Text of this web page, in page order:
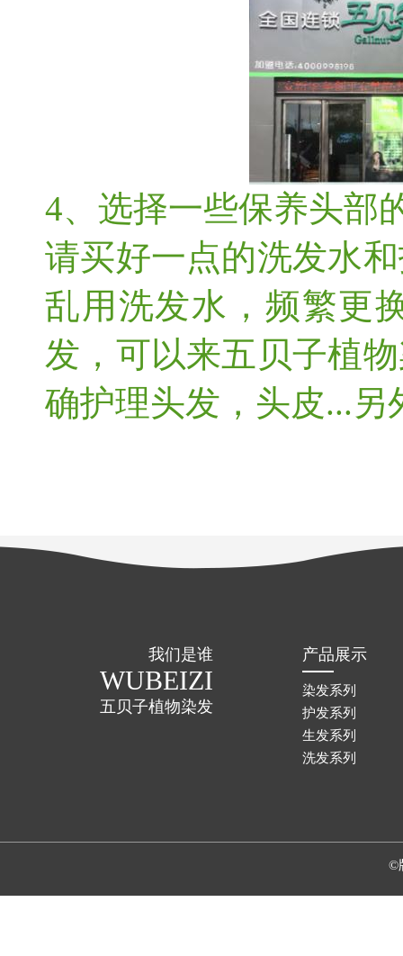
4、选择一些保养头部
请买好一点的洗发水
乱用洗发水，频繁更
发，可以来五贝子植
确护理头发，头皮...
我们是谁
WUBEIZI
五贝子植物染发
产品展示
染发系列
护发系列
生发系列
洗发系列
©